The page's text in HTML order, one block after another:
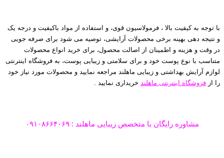
با توجه به کیفیت بالا ، فرمولاسیون قوی، و استفاده از مواد باکیفیت و درجه یک
و نتیجه دهی بهینه برخی محصولات آرایشی، توصیه می شود برای صرفه جویی
در وقت و هزینه و اطمینان از اصالت محصول، برای خرید انواع محصولات
متناسب با نوع پوست خود و برای سلامتی و زیبایی پوست‌، به فروشگاه اینترنتی
لوازم آرایش بهداشتی و زیبایی ماهلند مراجعه نمایید و محصولات مورد نیاز خود
را از فروشگاه اینترنتی ماهلند خریداری نمایید .
مشاوره رایگان با متخصص زیبایی ماهلند : ۰۹۱۰۸۶۶۴۰۶۹